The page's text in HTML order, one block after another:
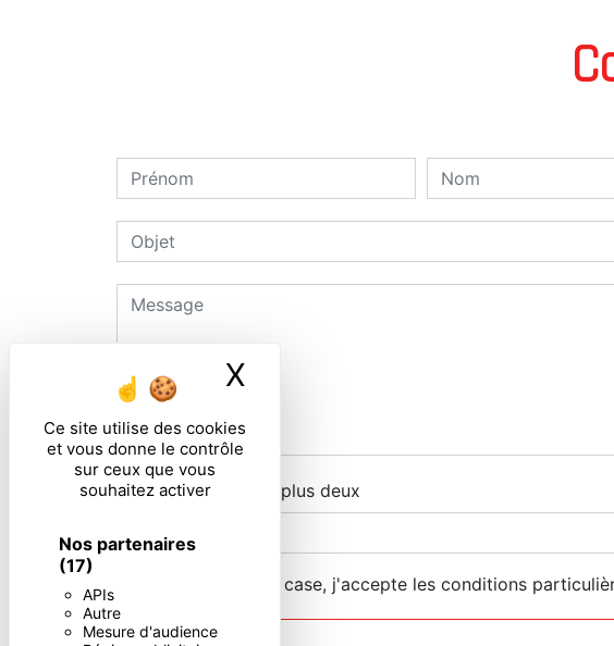
Ce site utilise des cookies
et vous donne le contrôle
sur ceux que vous
souhaitez activer
Nos partenaires
(17)
APIs
Autre
Mesure d'audience
X
Combien font deux plus deux
En cochant cette case, j'accepte les conditions